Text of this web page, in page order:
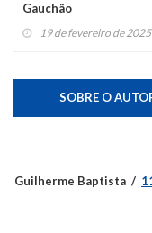
Gauchão
19 de fevereiro de 2025
SOBRE O
Guilherme Baptista